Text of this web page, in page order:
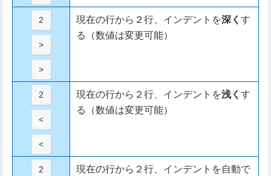
2
>
>
現在の行から２行、インデントを深く す
る（数値は変更可能）
2
<
<
現在の行から２行、インデントを浅く す
る（数値は変更可能）
2
現在の行から２行、インデントを自動で